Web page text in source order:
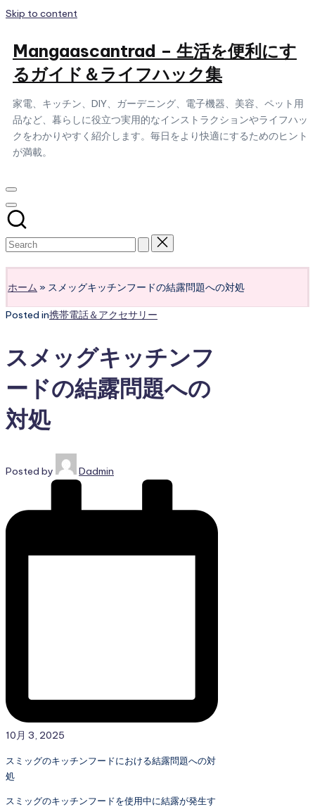
Skip to content
Mangaascantrad – 生活を便利にす
るガイド＆ライフハック集
家電、キッチン、DIY、ガーデニング、電子機器、美容、ペット用
品など、暮らしに役立つ実用的なインストラクションやライフハッ
クをわかりやすく紹介します。毎日をより快適にするためのヒント
が満載。
ホーム » スメッグキッチンフードの結露問題への対処
Posted in携帯電話＆アクセサリー
スメッグキッチンフ
ードの結露問題への
対処
Posted by Dadmin
10月 3, 2025
スミッグのキッチンフードにおける結露問題への対
処
スミッグのキッチンフードを使用中に結露が発生す